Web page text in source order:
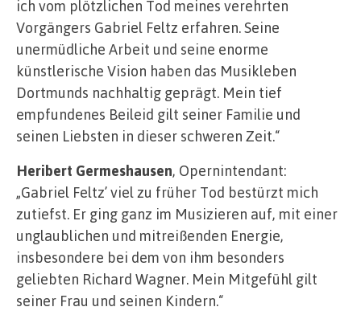
ich vom plötzlichen Tod meines verehrten
Vorgängers Gabriel Feltz erfahren. Seine
unermüdliche Arbeit und seine enorme
künstlerische Vision haben das Musikleben
Dortmunds nachhaltig geprägt. Mein tief
empfundenes Beileid gilt seiner Familie und
seinen Liebsten in dieser schweren Zeit.“
Heribert Germeshausen, Opernintendant:
„Gabriel Feltz’ viel zu früher Tod bestürzt mich
zutiefst. Er ging ganz im Musizieren auf, mit einer
unglaublichen und mitreißenden Energie,
insbesondere bei dem von ihm besonders
geliebten Richard Wagner. Mein Mitgefühl gilt
seiner Frau und seinen Kindern.“